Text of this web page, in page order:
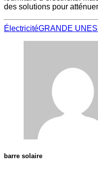
des solutions pour
ÉlectricitéGRANDE UNE
barre solaire